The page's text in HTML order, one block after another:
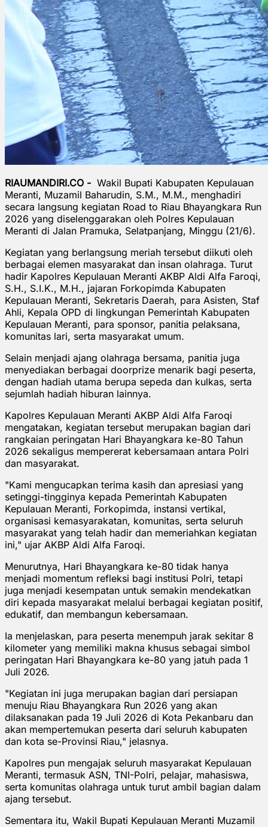
RIAUMANDIRI.CO - Wakil Bupati Kabupaten Kepulauan
Meranti, Muzamil Baharudin, S.M., M.M., menghadiri
secara langsung kegiatan Road to Riau Bhayangkara Run
2026 yang diselenggarakan oleh Polres Kepulauan
Meranti di Jalan Pramuka, Selatpanjang, Minggu (21/6).
Kegiatan yang berlangsung meriah tersebut diikuti oleh
berbagai elemen masyarakat dan insan olahraga. Turut
hadir Kapolres Kepulauan Meranti AKBP Aldi Alfa Faroqi,
S.H., S.I.K., M.H., jajaran Forkopimda Kabupaten
Kepulauan Meranti, Sekretaris Daerah, para Asisten, Staf
Ahli, Kepala OPD di lingkungan Pemerintah Kabupaten
Kepulauan Meranti, para sponsor, panitia pelaksana,
komunitas lari, serta masyarakat umum.
Selain menjadi ajang olahraga bersama, panitia juga
menyediakan berbagai doorprize menarik bagi peserta,
dengan hadiah utama berupa sepeda dan kulkas, serta
sejumlah hadiah hiburan lainnya.
Kapolres Kepulauan Meranti AKBP Aldi Alfa Faroqi
mengatakan, kegiatan tersebut merupakan bagian dari
rangkaian peringatan Hari Bhayangkara ke-80 Tahun
2026 sekaligus mempererat kebersamaan antara Polri
dan masyarakat.
"Kami mengucapkan terima kasih dan apresiasi yang
setinggi-tingginya kepada Pemerintah Kabupaten
Kepulauan Meranti, Forkopimda, instansi vertikal,
organisasi kemasyarakatan, komunitas, serta seluruh
masyarakat yang telah hadir dan memeriahkan kegiatan
ini," ujar AKBP Aldi Alfa Faroqi.
Menurutnya, Hari Bhayangkara ke-80 tidak hanya
menjadi momentum refleksi bagi institusi Polri, tetapi
juga menjadi kesempatan untuk semakin mendekatkan
diri kepada masyarakat melalui berbagai kegiatan positif,
edukatif, dan membangun kebersamaan.
Ia menjelaskan, para peserta menempuh jarak sekitar 8
kilometer yang memiliki makna khusus sebagai simbol
peringatan Hari Bhayangkara ke-80 yang jatuh pada 1
Juli 2026.
"Kegiatan ini juga merupakan bagian dari persiapan
menuju Riau Bhayangkara Run 2026 yang akan
dilaksanakan pada 19 Juli 2026 di Kota Pekanbaru dan
akan mempertemukan peserta dari seluruh kabupaten
dan kota se-Provinsi Riau," jelasnya.
Kapolres pun mengajak seluruh masyarakat Kepulauan
Meranti, termasuk ASN, TNI-Polri, pelajar, mahasiswa,
serta komunitas olahraga untuk turut ambil bagian dalam
ajang tersebut.
Sementara itu, Wakil Bupati Kepulauan Meranti Muzamil